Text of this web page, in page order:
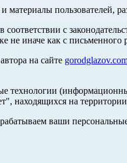
материалы пользователей,
с
не иначе как с письменного
на сайте
находящихся на
ваши